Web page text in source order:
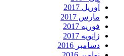
آوریل 2017
مارس 2017
فوریه 2017
ژانویه 2017
دسامبر 2016